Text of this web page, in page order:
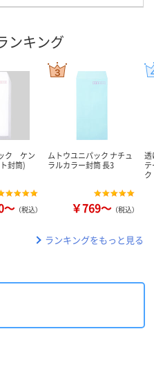
ンキング
ク ケン
封筒)
～ （税込）
ムトウユニパック ナチュ
ラルカラー封筒 長3
￥769～ （税込）
透
ク
ランキングをもっと見る